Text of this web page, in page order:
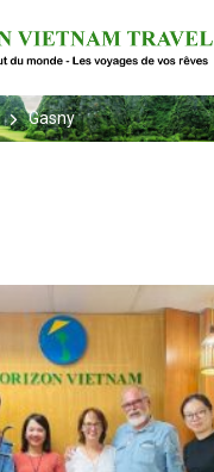
Gasny